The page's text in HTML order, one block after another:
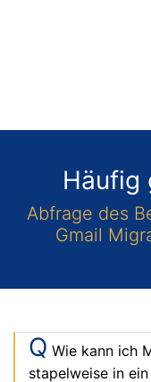
Abfrage des
stapelweise in